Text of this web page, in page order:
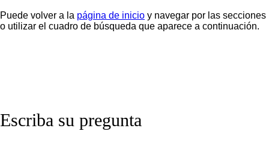
Puede volver a la página de inicio y navegar por las secciones
o utilizar el cuadro de búsqueda que aparece a continuación.
Escriba su pregunta